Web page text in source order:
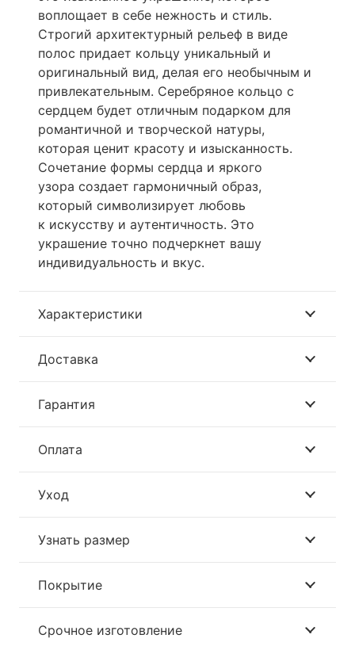
воплощает в себе нежность и стиль.
Строгий архитектурный рельеф в виде
полос придает кольцу уникальный и
оригинальный вид, делая его необычным и
привлекательным. Серебряное кольцо с
сердцем будет отличным подарком для
романтичной и творческой натуры,
которая ценит красоту и изысканность.
Сочетание формы сердца и яркого
узора создает гармоничный образ,
который символизирует любовь
к искусству и аутентичность. Это
украшение точно подчеркнет вашу
индивидуальность и вкус.
Характеристики
Доставка
Гарантия
Оплата
Уход
Узнать размер
Покрытие
Срочное изготовление